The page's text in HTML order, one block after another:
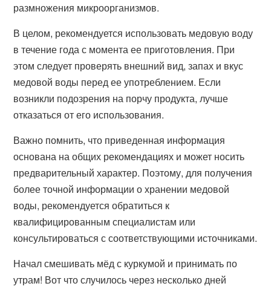
размножения микроорганизмов.
В целом, рекомендуется использовать медовую воду
в течение года с момента ее приготовления. При
этом следует проверять внешний вид, запах и вкус
медовой воды перед ее употреблением. Если
возникли подозрения на порчу продукта, лучше
отказаться от его использования.
Важно помнить, что приведенная информация
основана на общих рекомендациях и может носить
предварительный характер. Поэтому, для получения
более точной информации о хранении медовой
воды, рекомендуется обратиться к
квалифицированным специалистам или
консультироваться с соответствующими источниками.
Начал смешивать мёд с куркумой и принимать по
утрам! Вот что случилось через несколько дней